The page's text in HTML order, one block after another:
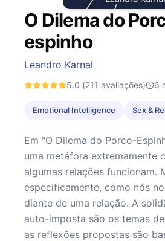
O Dilema do
espinho
Leandro Karnal
5.0 (211 avaliações) 6
Emotional Intelligence Sex &
Em "O Dilema do Porco-
uma metáfora extremamente
algumas relações funcionam.
especificamente, como nós
diante de uma relação. A
auto-imposta são os temas
as reflexões propostas são